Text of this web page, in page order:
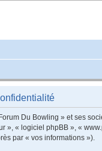
Du Bowling » et ses
», « logiciel phpBB », «
par « vos informations »).